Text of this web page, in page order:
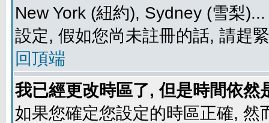
New York (紐約), Sydney (雪梨
設定, 假如您尚未註冊的話, 請趕
回頂端
我已經更改時區了, 但是時間依然
如果您確定您設定的時區正確,